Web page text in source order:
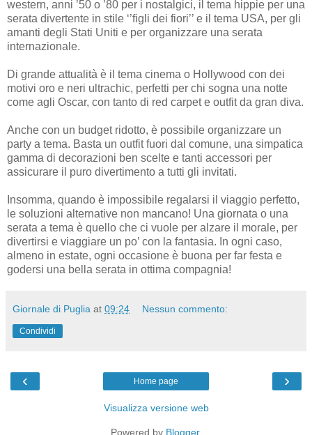
western, anni ’50 o ’80 per i nostalgici, il tema hippie per una
serata divertente in stile ‘’figli dei fiori’’ e il tema USA, per gli
amanti degli Stati Uniti e per organizzare una serata
internazionale.
Di grande attualità è il tema cinema o Hollywood con dei
motivi oro e neri ultrachic, perfetti per chi sogna una notte
come agli Oscar, con tanto di red carpet e outfit da gran diva.
Anche con un budget ridotto, è possibile organizzare un
party a tema. Basta un outfit fuori dal comune, una simpatica
gamma di decorazioni ben scelte e tanti accessori per
assicurare il puro divertimento a tutti gli invitati.
Insomma, quando è impossibile regalarsi il viaggio perfetto,
le soluzioni alternative non mancano! Una giornata o una
serata a tema è quello che ci vuole per alzare il morale, per
divertirsi e viaggiare un po’ con la fantasia. In ogni caso,
almeno in estate, ogni occasione è buona per far festa e
godersi una bella serata in ottima compagnia!
Giornale di Puglia at 09:24 Nessun commento:
Condividi
‹ ›
Home page
Visualizza versione web
Powered by Blogger.